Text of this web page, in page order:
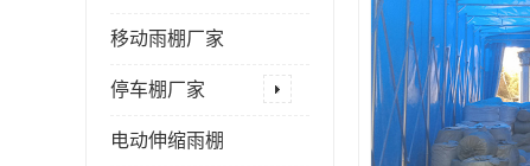
移动雨棚厂家
停车棚厂家
电动伸缩雨棚